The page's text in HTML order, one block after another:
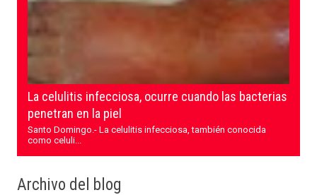
La celulitis infecciosa, ocurre cuando las bacterias
penetran en la piel
Santo Domingo.- La celulitis infecciosa, también conocida
como celuli...
Archivo del blog